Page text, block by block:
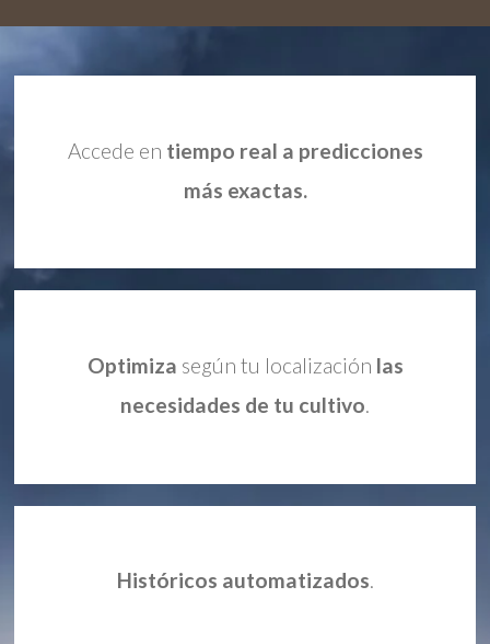
Accede en tiempo real a predicciones
más exactas.
Optimiza según tu localización las
necesidades de tu cultivo.
Históricos automatizados.